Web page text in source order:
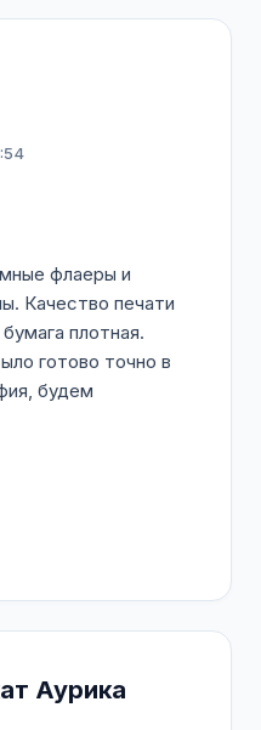
флаеры и
Качество печати
плотная.
готово точно в
будем
Аурика